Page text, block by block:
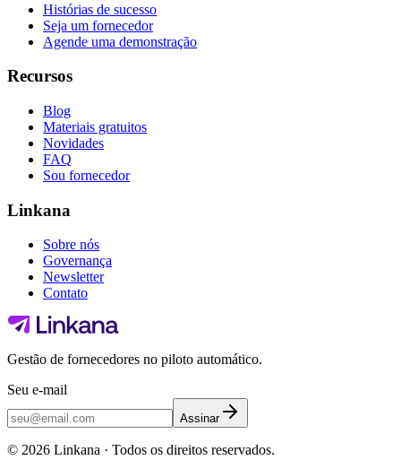
Histórias de sucesso
Seja um fornecedor
Agende uma demonstração
Recursos
Blog
Materiais gratuitos
Novidades
FAQ
Sou fornecedor
Linkana
Sobre nós
Governança
Newsletter
Contato
Gestão de fornecedores no piloto automático.
Seu e-mail
Assinar
© 2026 Linkana · Todos os direitos reservados.